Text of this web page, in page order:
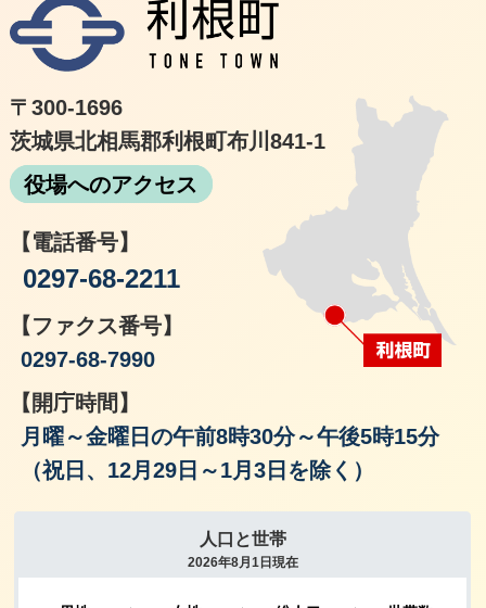
〒300-1696
茨城県北相馬郡利根町布川841-1
役場へのアクセス
【電話番号】
0297-68-2211
【ファクス番号】
0297-68-7990
【開庁時間】
月曜～金曜日の午前8時30分～午後5時15分
（祝日、12月29日～1月3日を除く）